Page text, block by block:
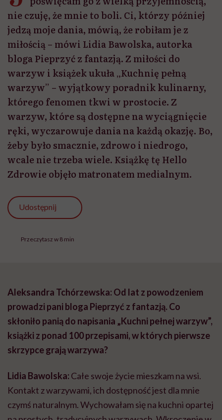
nie czuję, że mnie to boli. Ci, którzy później
jedzą moje dania, mówią, że robiłam je z
miłością – mówi Lidia Bawolska, autorka
bloga Pieprzyć z fantazją. Z miłości do
warzyw i książek ukuła „Kuchnię pełną
warzyw” – wyjątkowy poradnik kulinarny,
którego fenomen tkwi w prostocie. Z
warzyw, które są dostępne na wyciągnięcie
ręki, wyczarowuje dania na każdą okazję. Bo,
żeby było smacznie, zdrowo i niedrogo,
wcale nie trzeba wiele. Książkę tę Hello
Zdrowie objęło matronatem medialnym.
Udostępnij
Przeczytasz w 8 min
Aleksandra Tchórzewska: Od lat z powodzeniem
prowadzi pani bloga Pieprzyć z fantazją. Co
skłoniło panią do napisania „Kuchni pełnej warzyw”,
książki z ponad 100 przepisami, w których pierwsze
skrzypce grają warzywa?
Lidia Bawolska: Całe swoje życie mieszkam na wsi.
Kontakt z warzywami, ich dostępność jest dla mnie
czymś naturalnym. Wychowałam się na kuchni opartej